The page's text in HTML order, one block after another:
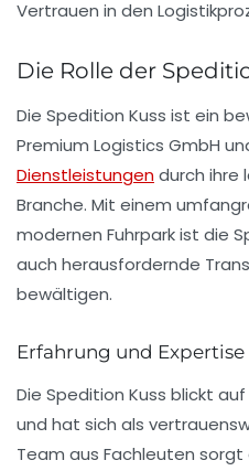
Vertrauen in den
Die Rolle der
Die Spedition Kuss ist ein
Premium Logistics GmbH
Dienstleistungendurch ihre
Branche. Mit einem
modernen Fuhrpark ist die
auch herausfordernde
bewältigen.
Erfahrung und Expertise
Die Spedition Kuss blickt
und hat sich als
Team aus Fachleuten